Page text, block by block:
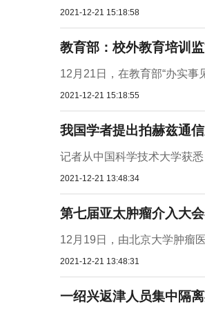
2021-12-21 15:18:58
教育部：校外教育培训
12月21日，在教育部“办实
2021-12-21 15:18:55
我国学者提出拍赫兹通
记者从中国科学技术大学获
2021-12-21 13:48:34
第七届亚太肿瘤介入大
12月19日，由北京大学肿瘤
2021-12-21 13:48:31
一绍兴返津人员集中隔